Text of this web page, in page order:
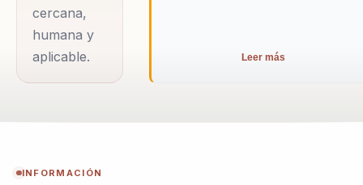
cercana,
humana y
aplicable.
Leer más
INFORMACIÓN